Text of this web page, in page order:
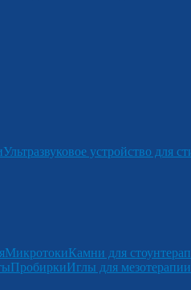
Ультразвуковое устройство для
МикротокиКамни для
ПробиркиИглы для мезотерапии